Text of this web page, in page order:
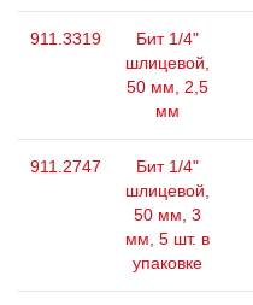
911.3319
Бит 1/4"
шлицевой,
50 мм, 2,5
мм
911.2747
Бит 1/4"
шлицевой,
50 мм, 3
мм, 5 шт. в
упаковке